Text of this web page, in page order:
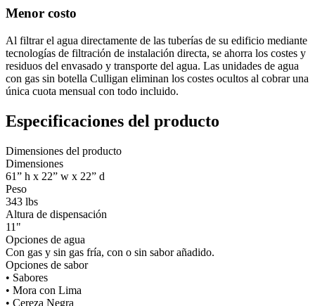
Menor costo
Al filtrar el agua directamente de las tuberías de su edificio mediante
tecnologías de filtración de instalación directa, se ahorra los costes y
residuos del envasado y transporte del agua. Las unidades de agua
con gas sin botella Culligan eliminan los costes ocultos al cobrar una
única cuota mensual con todo incluido.
Especificaciones del producto
Dimensiones del producto
Dimensiones
61” h x 22” w x 22” d
Peso
343 lbs
Altura de dispensación
11"
Opciones de agua
Con gas y sin gas fría, con o sin sabor añadido.
Opciones de sabor
• Sabores
• Mora con Lima
• Cereza Negra